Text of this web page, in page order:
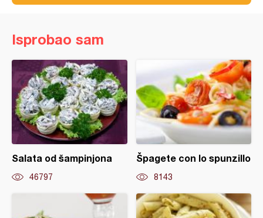
Isprobao sam
Salata od šampinjona
46797
Špagete con lo spunzillo
8143